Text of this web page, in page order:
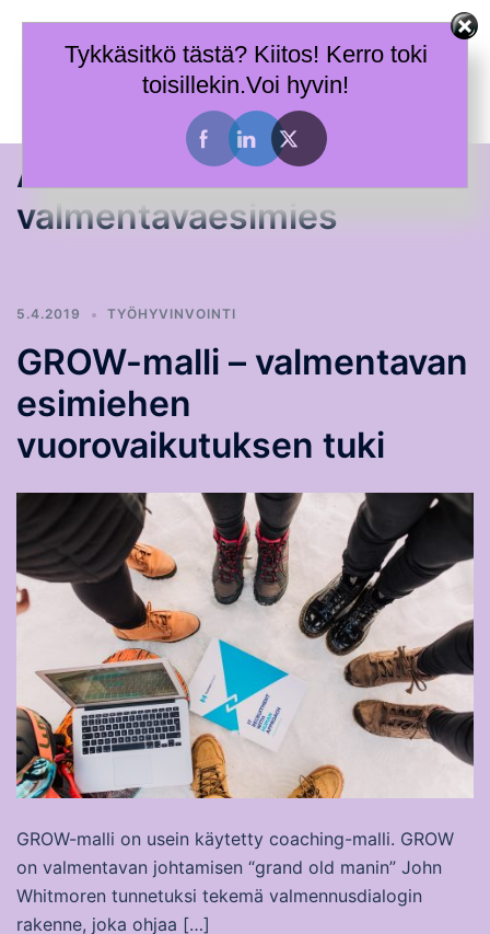
Taitoja toimia ja tietoa työhyvinvoinnin tueksi.
menu
Avainsana:
valmentavaesimies
5.4.2019 TYÖHYVINVOINTI
GROW-malli – valmentavan
esimiehen
vuorovaikutuksen tuki
GROW-malli on usein käytetty coaching-malli. GROW
on valmentavan johtamisen “grand old manin” John
Whitmoren tunnetuksi tekemä valmennusdialogin
rakenne, joka ohjaa […]
Tykkäsitkö tästä? Kiitos! Kerro toki
toisillekin.Voi hyvin!